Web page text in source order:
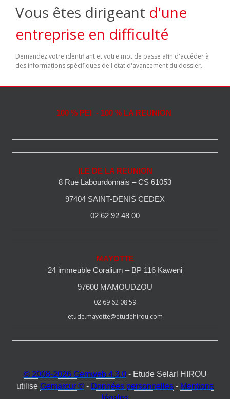
Vous êtes dirigeant d'une
entreprise en difficulté
Demandez votre identifiant et votre mot de passe afin d'accéder à
des informations spécifiques de l'état d'avancement du dossier.
100 % PEI - 100 % LA REUNION
ILE DE LA REUNION
8 Rue Labourdonnais – CS 61053
97404 SAINT-DENIS CEDEX
02 62 92 48 00
MAYOTTE
24 immeuble Coralium – BP 116 Kaweni
97600 MAMOUDZOU
02 69 62 08 59
etude.mayotte@etudehirou.com
© 2008-2026 Gemweb 4.3.0- Etude Selarl HIROU
utilise Gemarcur © - Données personnelles - Mentions